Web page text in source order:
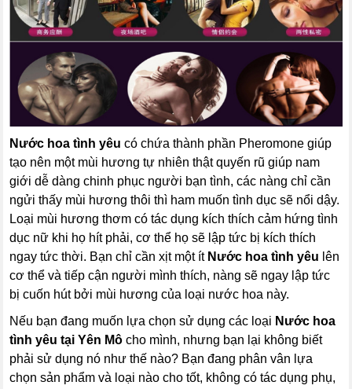
Nước hoa tình yêu có chứa thành phần Pheromone giúp
tạo nên một mùi hương tự nhiên thật quyến rũ giúp nam
giới dễ dàng chinh phục người bạn tình, các nàng chỉ cần
ngửi thấy mùi hương thôi thì ham muốn tình dục sẽ nổi dậy.
Loại mùi hương thơm có tác dụng kích thích cảm hứng tình
dục nữ khi họ hít phải, cơ thể họ sẽ lập tức bị kích thích
ngay tức thời. Bạn chỉ cần xịt một ít Nước hoa tình yêu lên
cơ thể và tiếp cận người mình thích, nàng sẽ ngay lập tức
bị cuốn hút bởi mùi hương của loại nước hoa này.
Nếu bạn đang muốn lựa chọn sử dụng các loại Nước hoa
tình yêu tại Yên Mô cho mình, nhưng bạn lại không biết
phải sử dụng nó như thế nào? Bạn đang phân vân lựa
chọn sản phẩm và loại nào cho tốt, không có tác dụng phụ,